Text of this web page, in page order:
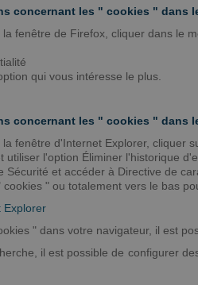
concernant les " cookies " dans
fenêtre de Firefox, cliquer dans le
qui vous intéresse le plus.
concernant les " cookies " dans
fenêtre d'Internet Explorer, cliquer
utiliser l'option Éliminer l'historique
Sécurité et accéder à Directive de
" ou totalement vers le bas
Explorer
" dans votre navigateur, il est
il est possible de configurer